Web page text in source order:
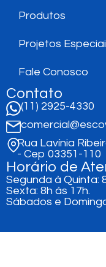
Produtos
Projetos
Fale Conosco
Contato
(11) 2925-4330
Rua Lavínia
- Cep 03351-110
Horário de
Segunda à Quinta:
Sexta: 8h às 17h.
Sábados e